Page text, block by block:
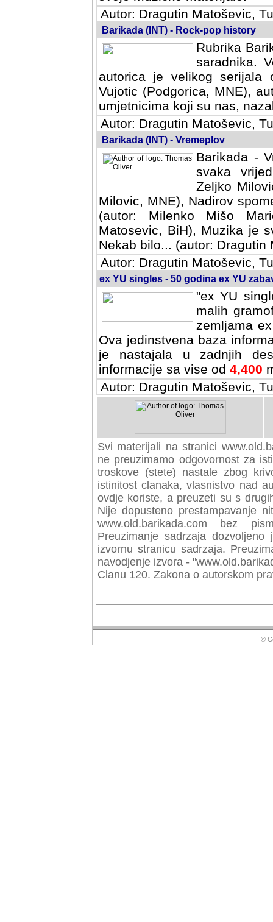
Autor: Dragutin Matoševic,
Barikada (INT) - Rock-pop history
Rubrika
saradnika.
autorica je velikog serijala
Vujotic (Podgorica, MNE),
umjetnicima koji su nas,
Autor: Dragutin Matoševic,
Barikada (INT) - Vremeplov
Barikada -
svaka
Milovic,
MNE), Nadirov spomenar
Milenko Mišo Maric, UK),
Muzika je svirala (autor:
(autor: Dragutin Matosevic,
Autor: Dragutin Matoševic,
ex YU singles - 50 godina ex YU
"ex YU
malih
zemljama
Ova jedinstvena baza
je nastajala u zadnjih
informacije sa vise od 4,400
Autor: Dragutin Matoševic,
Svi materijali na stranici
preuzimamo odgovornost za
troskove (stete) nastale zbog
istinitost clanaka, vlasnistvo nad
ovdje koriste, a preuzeti su s
Nije dopusteno prestampavanje
www.old.barikada.com bez
Preuzimanje sadrzaja
izvornu stranicu sadrzaja.
navodjenje izvora -
Clanu 120. Zakona o autorskom
©